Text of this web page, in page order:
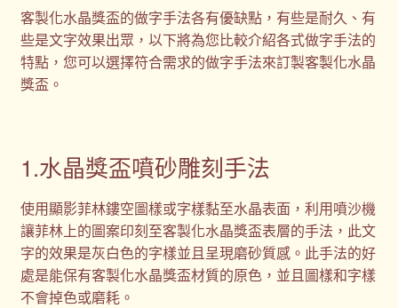
客製化水晶獎盃的做字手法各有優缺點，有些是耐久、有
些是文字效果出眾，以下將為您比較介紹各式做字手法的
特點，您可以選擇符合需求的做字手法來訂製客製化水晶
獎盃。
1.水晶獎盃噴砂雕刻手法
使用顯影菲林鏤空圖樣或字樣黏至水晶表面，利用噴沙機
讓菲林上的圖案印刻至客製化水晶獎盃表層的手法，此文
字的效果是灰白色的字樣並且呈現磨砂質感。此手法的好
處是能保有客製化水晶獎盃材質的原色，並且圖樣和字樣
不會掉色或磨耗。